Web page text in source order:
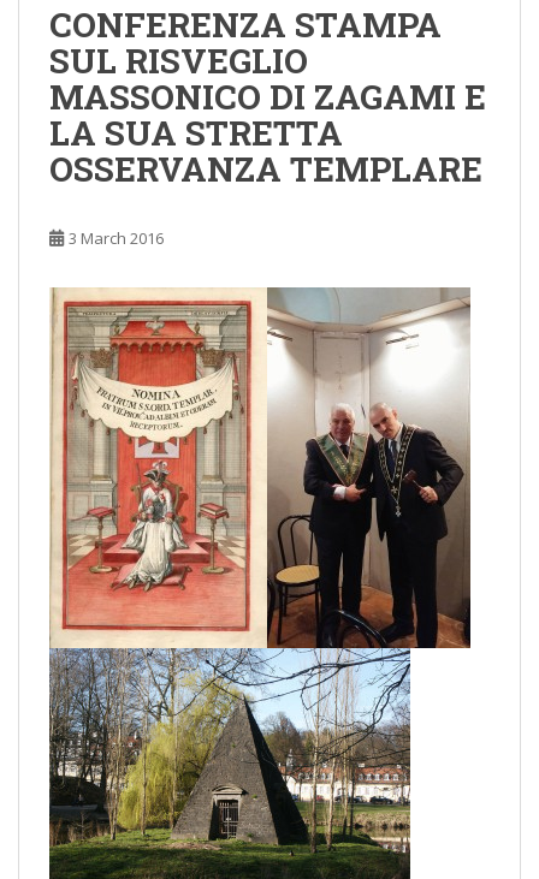
CONFERENZA STAMPA
SUL RISVEGLIO
MASSONICO DI ZAGAMI E
LA SUA STRETTA
OSSERVANZA TEMPLARE
3 March 2016